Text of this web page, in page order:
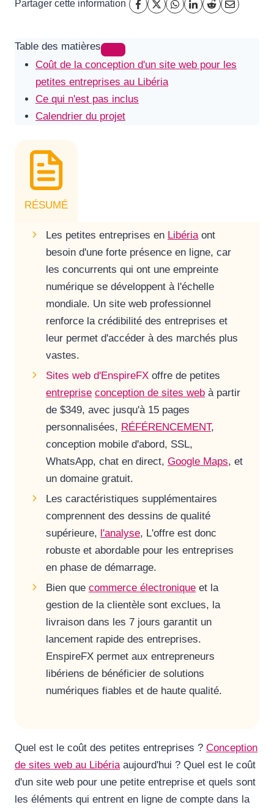
Partager cette information
Table des matières
Coût de la conception d'un site web pour les
petites entreprises au Libéria
Ce qui n'est pas inclus
Calendrier du projet
RÉSUMÉ
Les petites entreprises en Libériaont
besoin d'une forte présence en ligne, car
les concurrents qui ont une empreinte
numérique se développent à l'échelle
mondiale. Un site web professionnel
renforce la crédibilité des entreprises et
leur permet d'accéder à des marchés plus
vastes.
Sites web d'EnspireFX offre de petites
entreprise conception de sites web à partir
de $349, avec jusqu'à 15 pages
personnalisées, RÉFÉRENCEMENT,
conception mobile d'abord, SSL,
WhatsApp, chat en direct, Google Maps, et
un domaine gratuit.
Les caractéristiques supplémentaires
comprennent des dessins de qualité
supérieure, l'analyse, L'offre est donc
robuste et abordable pour les entreprises
en phase de démarrage.
Bien que commerce électronique et la
gestion de la clientèle sont exclues, la
livraison dans les 7 jours garantit un
lancement rapide des entreprises.
EnspireFX permet aux entrepreneurs
libériens de bénéficier de solutions
numériques fiables et de haute qualité.
Quel est le coût des petites entreprises ? Conception
de sites web au Libériaaujourd'hui ? Quel est le coût
d'un site web pour une petite entreprise et quels sont
les éléments qui entrent en ligne de compte dans la